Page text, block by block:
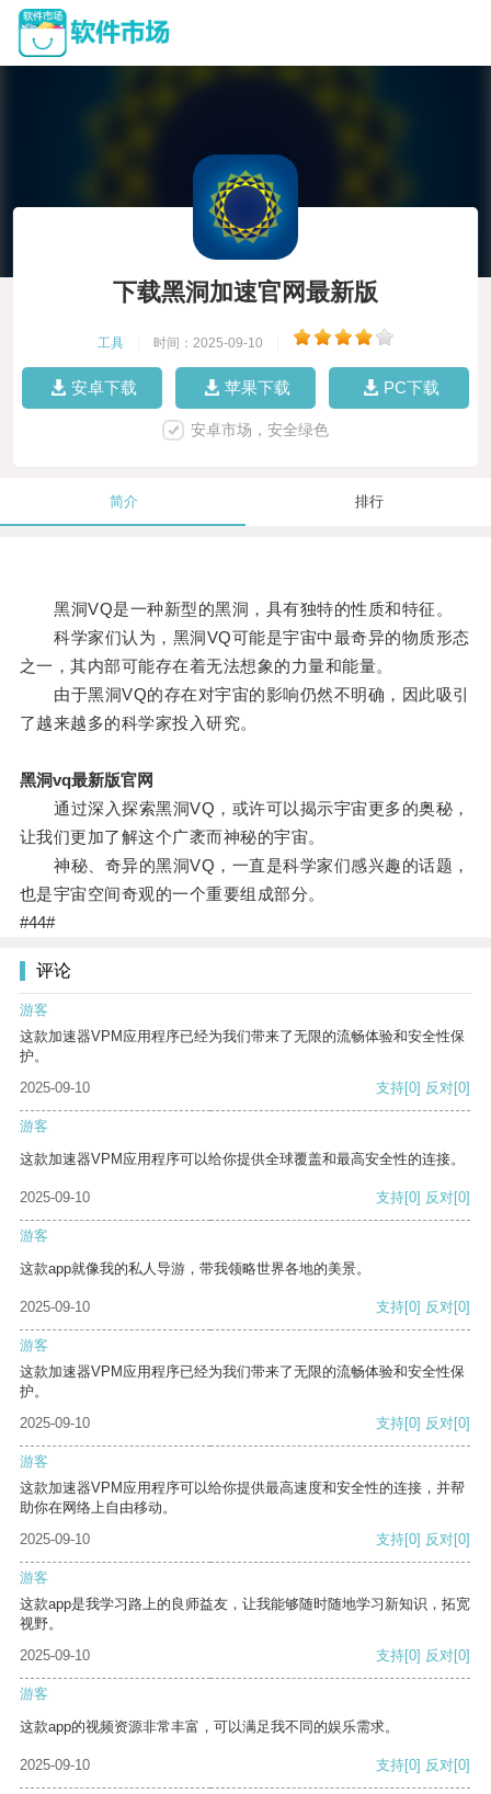
下载黑洞加速官网最新版
工具 时间：2025-09-10
安卓下载 苹果下载 PC下载
安卓市场，安全绿色
简介 排行
黑洞VQ是一种新型的黑洞，具有独特的性质和特征。
科学家们认为，黑洞VQ可能是宇宙中最奇异的物质形态
之一，其内部可能存在着无法想象的力量和能量。
由于黑洞VQ的存在对宇宙的影响仍然不明确，因此吸引
了越来越多的科学家投入研究。
黑洞vq最新版官网
通过深入探索黑洞VQ，或许可以揭示宇宙更多的奥秘，
让我们更加了解这个广袤而神秘的宇宙。
神秘、奇异的黑洞VQ，一直是科学家们感兴趣的话题，
也是宇宙空间奇观的一个重要组成部分。
#44#
评论
游客
这款加速器VPM应用程序已经为我们带来了无限的流畅体验和安全性保
护。
2025-09-10
支持[0] 反对[0]
游客
这款加速器VPM应用程序可以给你提供全球覆盖和最高安全性的连接。
2025-09-10 支持[0] 反对[0]
游客
这款app就像我的私人导游，带我领略世界各地的美景。
2025-09-10 支持[0] 反对[0]
游客
这款加速器VPM应用程序已经为我们带来了无限的流畅体验和安全性保
护。
2025-09-10
支持[0] 反对[0]
游客
这款加速器VPM应用程序可以给你提供最高速度和安全性的连接，并帮
助你在网络上自由移动。
2025-09-10
支持[0] 反对[0]
游客
这款app是我学习路上的良师益友，让我能够随时随地学习新知识，拓宽
视野。
2025-09-10
支持[0] 反对[0]
游客
这款app的视频资源非常丰富，可以满足我不同的娱乐需求。
2025-09-10 支持[0] 反对[0]